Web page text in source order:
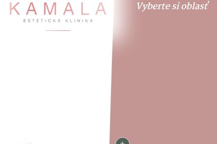
Vyberte si oblasť